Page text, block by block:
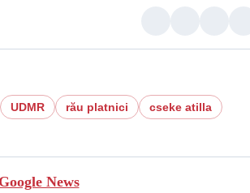
UDMR rău platnici
cseke atilla
Google News